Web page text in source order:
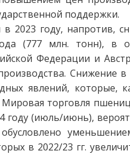
поддержки.
2023 году, напротив,
(777 млн. тонн), в
Федерации и
Снижение
явлений, которые,
торговля
(июль/июнь),
в 2022/23 гг.